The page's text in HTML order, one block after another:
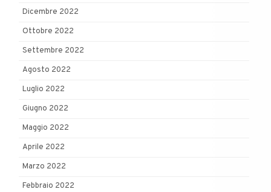
Dicembre 2022
Ottobre 2022
Settembre 2022
Agosto 2022
Luglio 2022
Giugno 2022
Maggio 2022
Aprile 2022
Marzo 2022
Febbraio 2022